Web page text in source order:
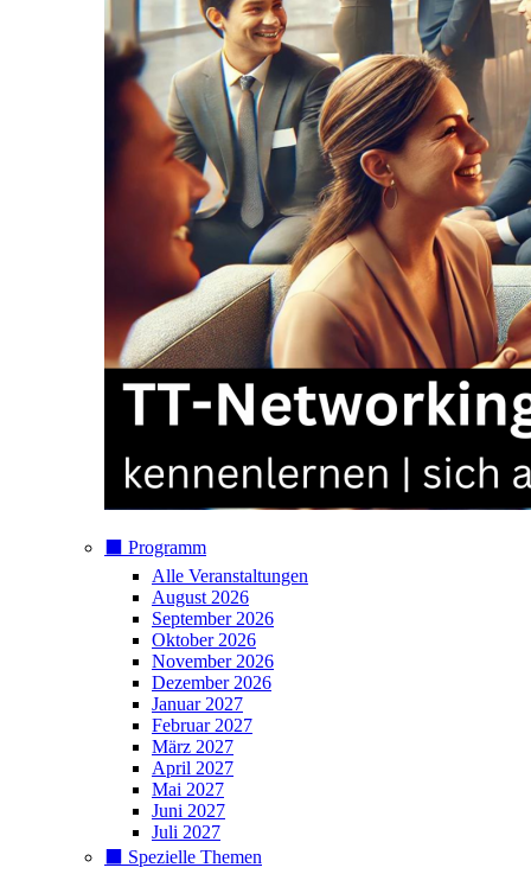
⬛️ Programm
Alle Veranstaltungen
August 2026
September 2026
Oktober 2026
November 2026
Dezember 2026
Januar 2027
Februar 2027
März 2027
April 2027
Mai 2027
Juni 2027
Juli 2027
⬛️ Spezielle Themen